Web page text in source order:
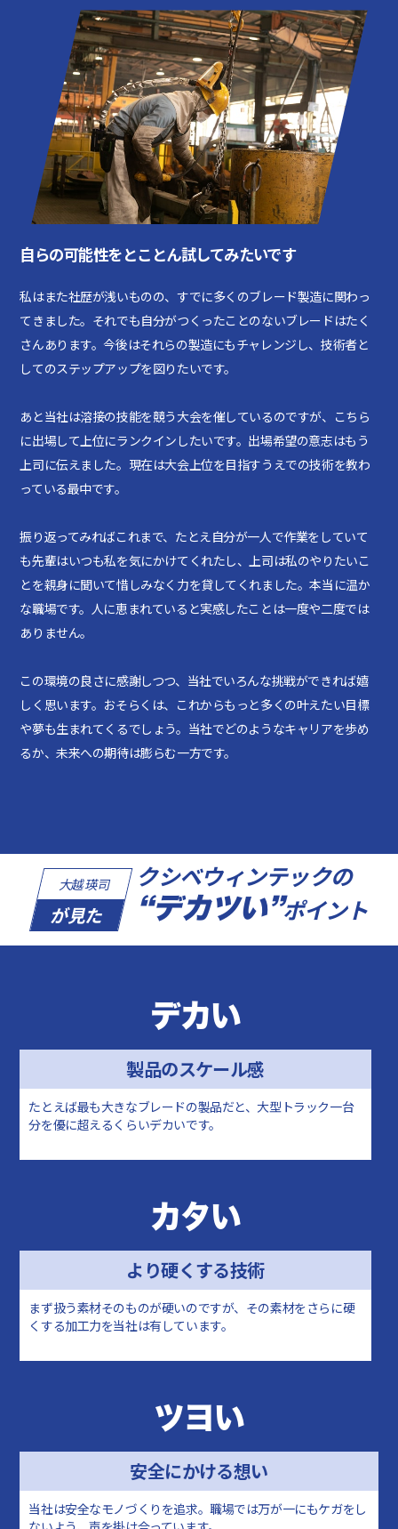
自らの可能性をとことん試してみたいです
私はまた社歴が浅いものの、すでに多くのブレード製造に関わっ
てきました。それでも自分がつくったことのないブレードはたく
さんあります。今後はそれらの製造にもチャレンジし、技術者と
してのステップアップを図りたいです。
あと当社は溶接の技能を競う大会を催しているのですが、こちら
に出場して上位にランクインしたいです。出場希望の意志はもう
上司に伝えました。現在は大会上位を目指すうえでの技術を教わ
っている最中です。
振り返ってみればこれまで、たとえ自分が一人で作業をしていて
も先輩はいつも私を気にかけてくれたし、上司は私のやりたいこ
とを親身に聞いて惜しみなく力を貸してくれました。本当に温か
な職場です。人に恵まれていると実感したことは一度や二度では
ありません。
この環境の良さに感謝しつつ、当社でいろんな挑戦ができれば嬉
しく思います。おそらくは、これからもっと多くの叶えたい目標
や夢も生まれてくるでしょう。当社でどのようなキャリアを歩め
るか、未来への期待は膨らむ一方です。
大越 瑛司
が見た
クシベウィンテックの
“デカツい”ポイント
デカい
製品のスケール感
たとえば最も大きなブレードの製品だと、大型トラック一台
分を優に超えるくらいデカいです。
カタい
より硬くする技術
まず扱う素材そのものが硬いのですが、その素材をさらに硬
くする加工力を当社は有しています。
ツヨい
安全にかける想い
当社は安全なモノづくりを追求。職場では万が一にもケガをし